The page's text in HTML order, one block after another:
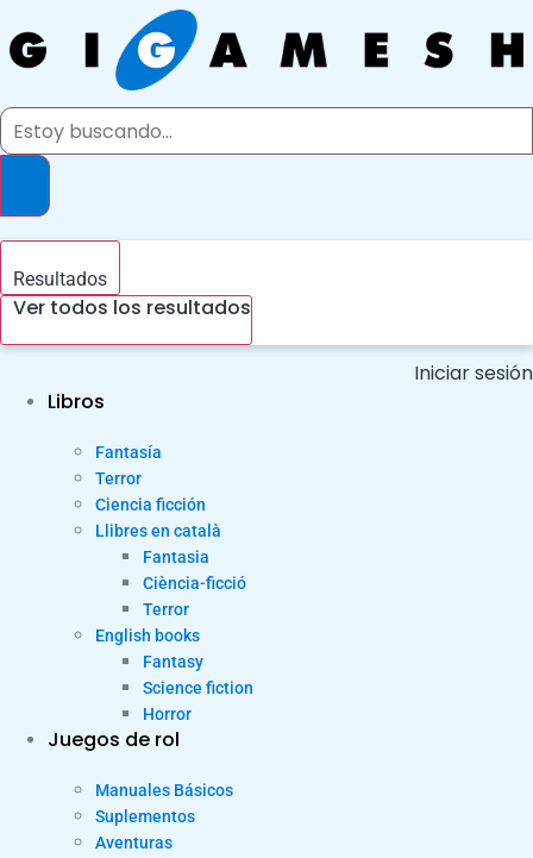
al
contenido
Search
Resultados
Ver todos los resultados
Iniciar sesión
Libros
Fantasía
Terror
Ciencia ficción
Llibres en català
Fantasia
Ciència-ficció
Terror
English books
Fantasy
Science fiction
Horror
Juegos de rol
Manuales Básicos
Suplementos
Aventuras